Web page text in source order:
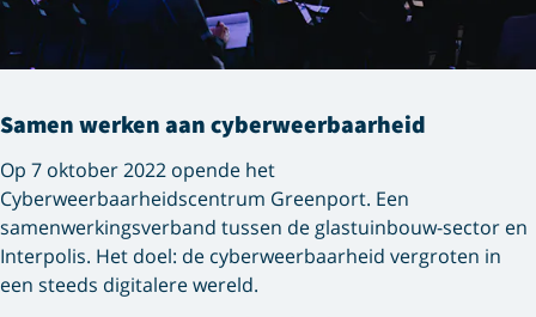
Samen werken aan cyberweerbaarheid
Op 7 oktober 2022 opende het
Cyberweerbaarheidscentrum Greenport. Een
samenwerkingsverband tussen de glastuinbouw-sector en
Interpolis. Het doel: de cyberweerbaarheid vergroten in
een steeds digitalere wereld.